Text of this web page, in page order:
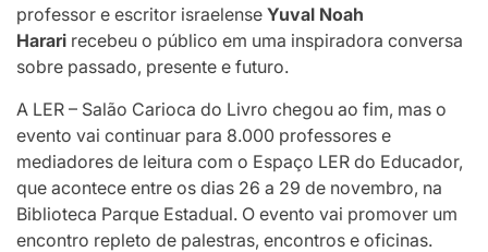
professor e escritor israelense Yuval Noah
Harari recebeu o público em uma inspiradora conversa
sobre passado, presente e futuro.
A LER – Salão Carioca do Livro chegou ao fim, mas o
evento vai continuar para 8.000 professores e
mediadores de leitura com o Espaço LER do Educador,
que acontece entre os dias 26 a 29 de novembro, na
Biblioteca Parque Estadual. O evento vai promover um
encontro repleto de palestras, encontros e oficinas.